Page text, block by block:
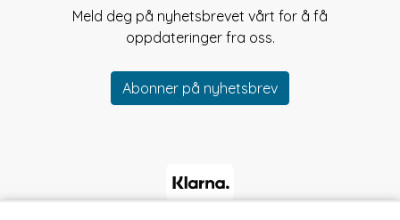
Meld deg på nyhetsbrevet vårt for å få
oppdateringer fra oss.
Abonner på nyhetsbrev